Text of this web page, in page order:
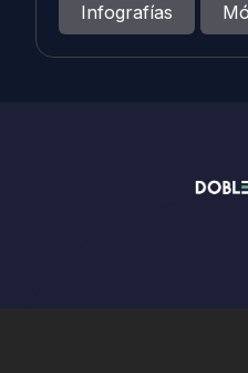
Infografías